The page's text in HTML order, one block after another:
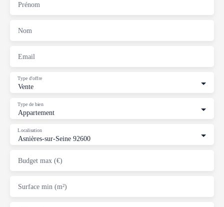
Prénom
Nom
Email
Vente
Type d'offre
Appartement
Type de bien
Asnières-sur-Seine 92600
Localisation
Budget max (€)
Surface min (m²)